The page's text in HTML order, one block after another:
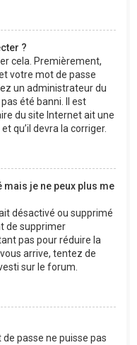
?
cela. Premièrement,
votre mot de passe
un administrateur du
été banni. Il est
du site Internet ait une
qu’il devra la corriger.
je ne peux plus me
désactivé ou supprimé
de supprimer
pas pour réduire la
arrive, tentez de
sur le forum.
passe ne puisse pas